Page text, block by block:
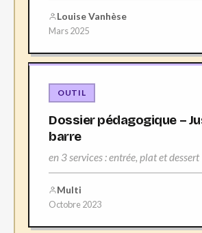
Louise Vanhèse
Mars 2025
OUTIL
Dossier pédagogique –
barre
en 3 services : entrée, plat et dessert
Multi
Octobre 2023